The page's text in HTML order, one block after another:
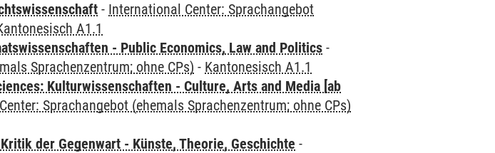
- International Center: Sprachangebot
A1.1
- Public Economics, Law and Politics -
Sprachenzentrum; ohne CPs) - Kantonesisch A1.1
Kulturwissenschaften - Culture, Arts and Media [ab
Sprachangebot (ehemals Sprachenzentrum; ohne CPs)
der Gegenwart - Künste, Theorie, Geschichte -